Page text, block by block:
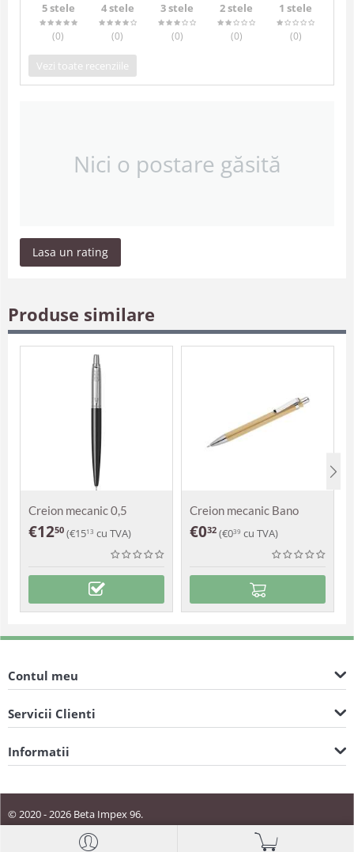
5 stele
(0)
4 stele
(0)
3 stele
(0)
2 stele
(0)
1 stele
(0)
Vezi toate recenziile
Nici o postare găsită
Lasa un rating
Produse similare
Creion mecanic 0,5
Parker Jotter Royal
€1250 (€1513 cu TVA)
Creion mecanic Bano
€032 (€039 cu TVA)
Contul meu
Servicii Clienti
Informatii
© 2020 - 2026 Beta Impex 96.